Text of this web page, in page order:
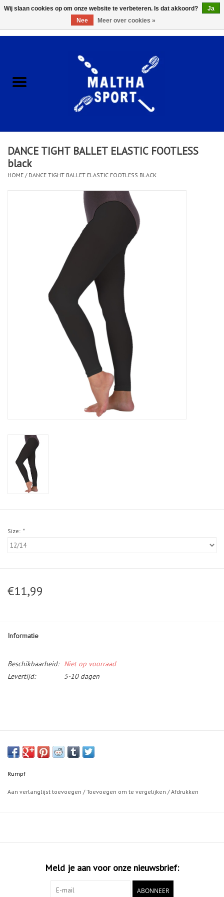
ACCESSOIRES/HARDWARE
KLEDING
CLUBSHOPS
DANCE TIGHT BALLET ELASTIC FOOTLESS
black
HOME / DANCE TIGHT BALLET ELASTIC FOOTLESS BLACK
Size: *
€11,99
Informatie
Beschikbaarheid:
Niet op voorraad
Levertijd:
5-10 dagen
Rumpf
Aan verlanglijst toevoegen /Toevoegen om te vergelijken /Afdrukken
Meld je aan voor onze nieuwsbrief:
ABONNEER
Wij slaan cookies op om onze website te verbeteren. Is dat akkoord?
Ja
Nee
Meer over cookies »